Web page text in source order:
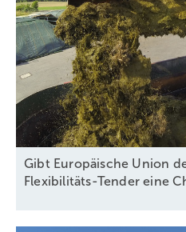
Gibt Europäische Union
Flexibilitäts-Tender eine